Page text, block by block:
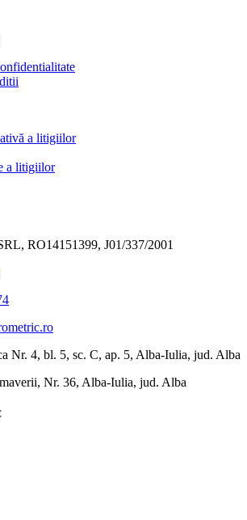
RO14151399, J01/337/2001
Nr. 4, bl. 5, sc. C, ap. 5, Alba-Iulia, jud. Alba
Nr. 36, Alba-Iulia, jud. Alba